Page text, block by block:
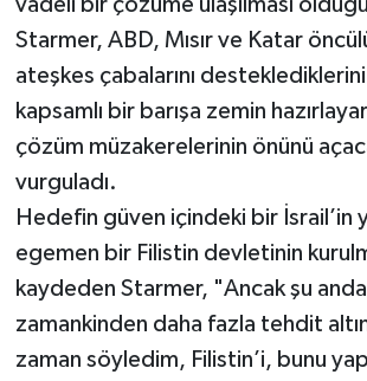
Starmer, ABD, Mısır ve Katar
ateşkes çabalarını
kapsamlı bir barışa zemin
çözüm müzakerelerinin önünü
vurguladı.
Hedefin güven içindeki bir İsrail’in
egemen bir Filistin devletinin
kaydeden Starmer, "Ancak şu
zamankinden daha fazla tehdit
zaman söyledim, Filistin’i, bunu